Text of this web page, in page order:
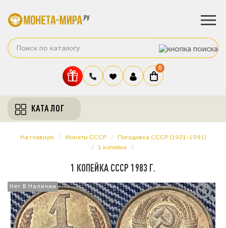
0
КАТАЛОГ
На главную Монеты СССР
Погодовка СССР (1921-1991)
1 копейка
1 КОПЕЙКА СССР 1983 Г.
Нет В Наличии
Нет В Наличии